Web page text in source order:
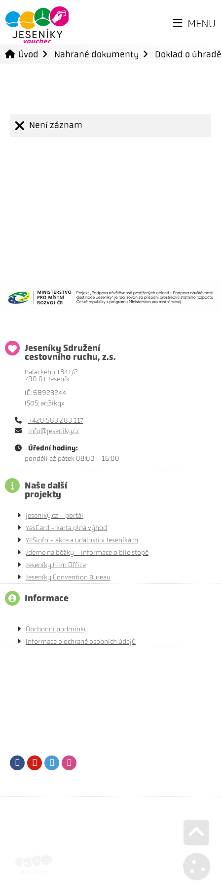
MENU
Úvod Nahrané dokumenty Doklad o
Není záznam
Jeseníky Sdružení
cestovního ruchu, z.s.
Palackého 1341/2
790 01 Jeseník
IČ: 68923244
ISDS: aq3ikqx
+420 583 283 117
info@jeseniky.cz
Úřední hodiny:
pondělí až pátek 08:00 - 16:00
Naše další
projekty
jeseniky.cz - portál
YesCard - karta plná výhod
YESinfo - akce a události v Jeseníkách
Jdeme na běžky - informace o bíle stopě
Jeseníky Film Office
Jeseníky Convention Bureau
Informace
Obchodní podmínky
Informace o ochraně osobních údajů
FacebookYoutubeTwitter
Go